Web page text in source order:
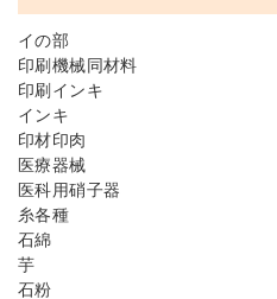
イの部
印刷機械同材料
印刷インキ
インキ
印材印肉
医療器械
医科用硝子器
糸各種
石綿
芋
石粉